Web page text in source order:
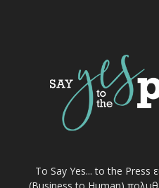
Το Say Yes... to the Press